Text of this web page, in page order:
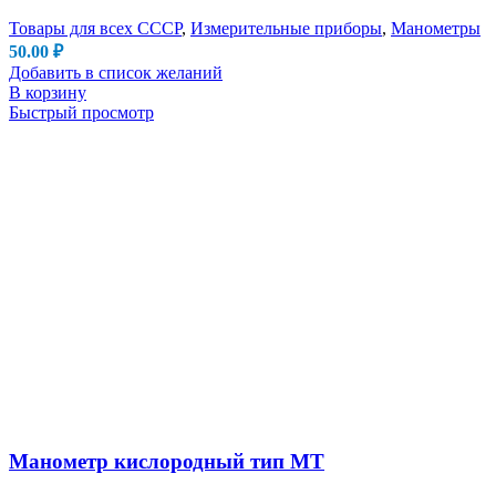
Товары для всех СССР, Измерительные приборы, Манометры
50.00 ₽
Добавить в список желаний
В корзину
Быстрый просмотр
Манометр кислородный тип МТ